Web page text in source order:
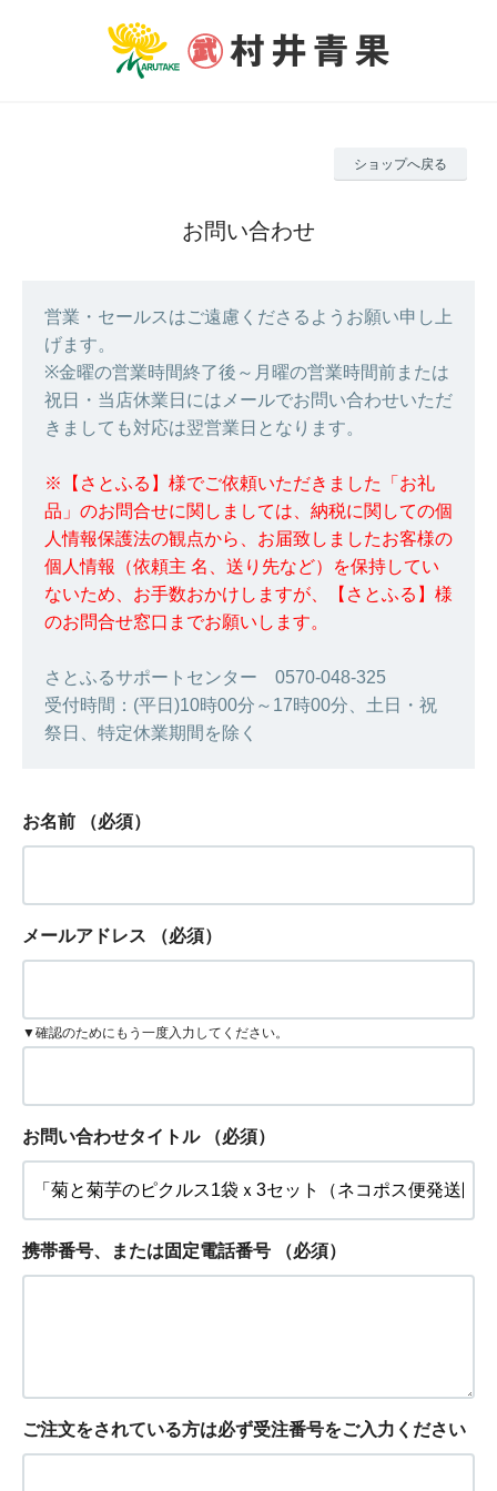
ショップへ戻る
お問い合わせ
営業・セールスはご遠慮くださるようお願い申し上
げます。
※金曜の営業時間終了後～月曜の営業時間前または
祝日・当店休業日にはメールでお問い合わせいただ
きましても対応は翌営業日となります。
※【さとふる】様でご依頼いただきました「お礼
品」のお問合せに関しましては、納税に関しての個
人情報保護法の観点から、お届致しましたお客様の
個人情報（依頼主 名、送り先など）を保持してい
ないため、お手数おかけしますが、【さとふる】様
のお問合せ窓口までお願いします。
さとふるサポートセンター 0570-048-325
受付時間：(平日)10時00分～17時00分、土日・祝
祭日、特定休業期間を除く
お名前 （必須）
メールアドレス （必須）
▼確認のためにもう一度入力してください。
お問い合わせタイトル （必須）
携帯番号、または固定電話番号 （必須）
ご注文をされている方は必ず受注番号をご入力ください